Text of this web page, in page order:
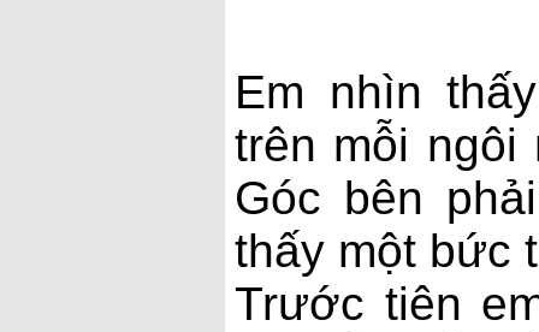
Em nhìn
trên mỗi ngôi
Góc bên
thấy một bức
Trước tiên